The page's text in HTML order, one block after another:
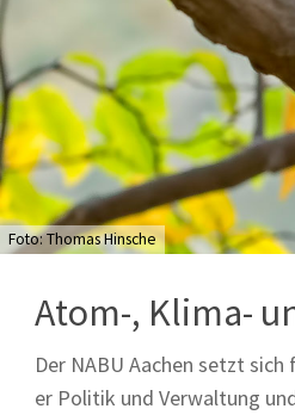
Foto: Thomas Hinsche
Atom-, Klima-
Der NABU Aachen setzt
er Politik und Verwaltung